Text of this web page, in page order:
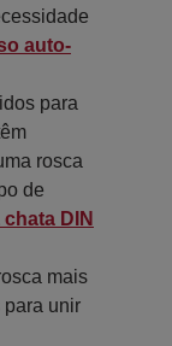
auto-
para
rosca
de
DIN
mais
para unir